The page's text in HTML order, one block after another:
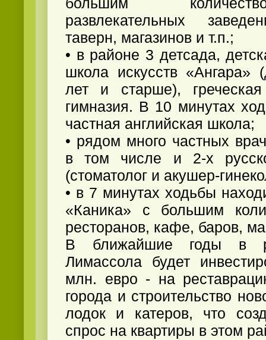
развлекательных
таверн, магазинов и т.п.;
• в районе 3 детсада,
школа искусств «Ангара»
лет и старше), греческая
гимназия. В 10 минутах
частная английская школа;
• рядом много частных
в том числе и 2-х
(стоматолог и акушер-
• в 7 минутах ходьбы
«Каника» с большим
ресторанов, кафе, баров,
В ближайшие годы в
Лимассола будет
млн. евро - на
города и строительство
лодок и катеров, что
спрос на квартиры в этом